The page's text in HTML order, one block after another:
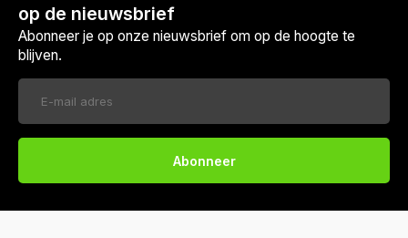
op de nieuwsbrief
Abonneer je op onze nieuwsbrief om op de hoogte te
blijven.
Abonneer